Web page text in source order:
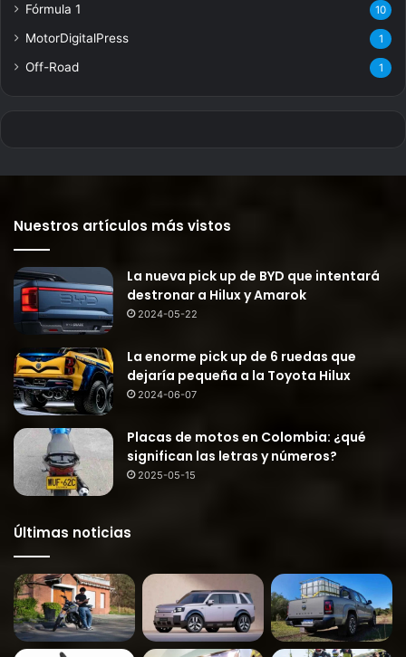
Fórmula 1 10
MotorDigitalPress 1
Off-Road 1
Nuestros artículos más vistos
La nueva pick up de BYD que intentará
destronar a Hilux y Amarok
2024-05-22
La enorme pick up de 6 ruedas que
dejaría pequeña a la Toyota Hilux
2024-06-07
Placas de motos en Colombia: ¿qué
significan las letras y números?
2025-05-15
Últimas noticias